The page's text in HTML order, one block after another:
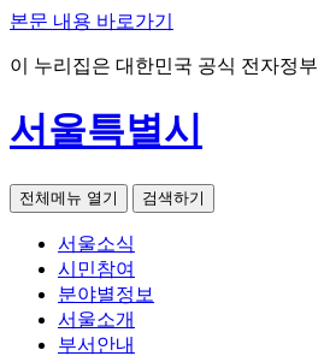
본문 내용 바로가기
이 누리집은 대한민국 공식 전자정부
서울특별시
전체메뉴 열기 검색하기
서울소식
시민참여
분야별정보
서울소개
부서안내